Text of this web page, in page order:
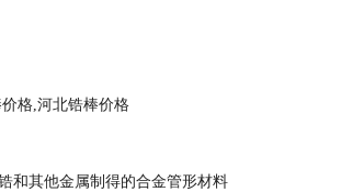
格,河北锆棒价格
和其他金属制得的合金管形材料